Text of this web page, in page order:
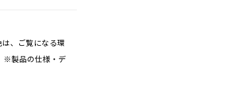
、ご覧になる環
※製品の仕様・デ